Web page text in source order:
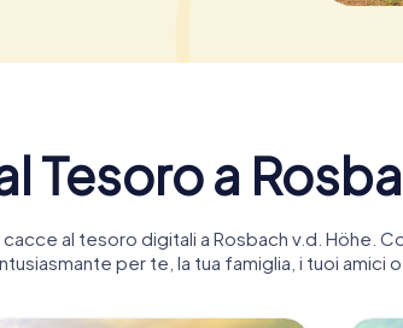
Tesoro a
al tesoro digitali a Rosbach v.d. Höhe.
per te, la tua famiglia, i tuoi amici